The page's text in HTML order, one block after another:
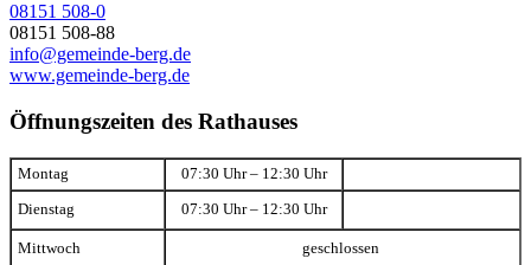
08151 508-0
08151 508-88
info@gemeinde-berg.de
www.gemeinde-berg.de
Öffnungszeiten des Rathauses
Montag 07:30 Uhr – 12:30 Uhr
Dienstag 07:30 Uhr – 12:30 Uhr
Mittwoch geschlossen